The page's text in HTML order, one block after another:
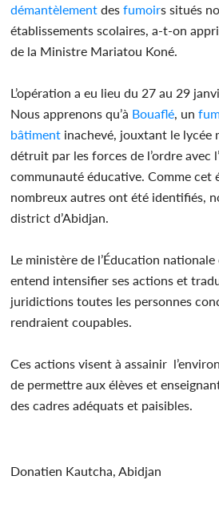
démantèlement desfumoirs situés
établissements scolaires, a-t-on
de la Ministre Mariatou Koné.
L’opération a eu lieu du 27 au 29
Nous apprenons qu’à Bouaflé , un
bâtiment inachevé, jouxtant le lycée
détruit par les forces de l’ordre avec
communauté éducative. Comme cet
nombreux autres ont été identifiés,
district d’Abidjan.
Le ministère de l’Éducation
entend intensifier ses actions et
juridictions toutes les personnes
rendraient coupables.
Ces actions visent à assainir
de permettre aux élèves et
des cadres adéquats et paisibles.
Donatien Kautcha, Abidjan